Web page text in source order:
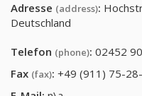
Adresse (address):
Deutschland
Telefon (phone): 02452
Fax (fax): +49 (911) 75-